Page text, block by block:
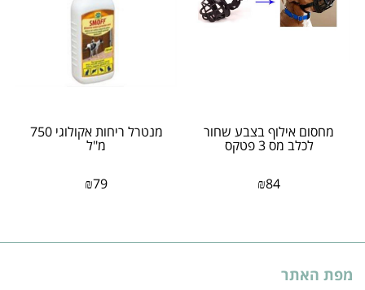
מחסום אילוף בצבע שחור
לכלב מס 3 פטקס
₪84
מנטרל ריחות אקולוגי 750
מ"ל
₪79
מפת האתר